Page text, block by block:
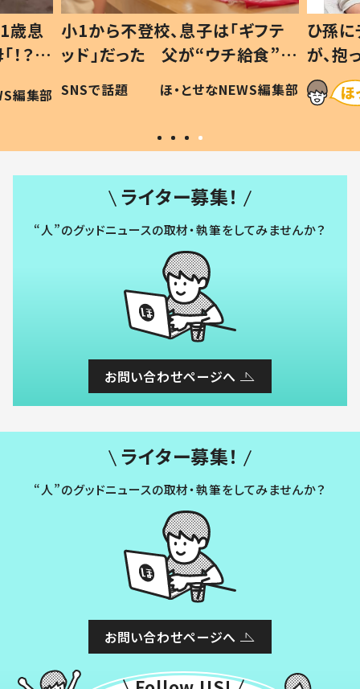
歳息
？」
編集部
小1から不登校、息子は「ギフテ
ッド」だった 父が“ウチ給食”を
作り続ける理由とは #令和の親
#令和の子
SNSで話題 ほ・とせなNEWS編集部
ひ孫
が、
「涙が
い」
ライター募集！
“人”のグッドニュースの取材・執筆をしてみませんか？
お問い合わせページへ
ライター募集！
“人”のグッドニュースの取材・執筆をしてみませんか？
お問い合わせページへ